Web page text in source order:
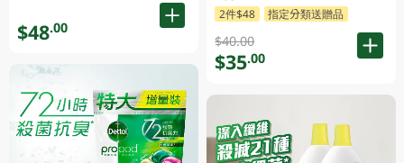
$48.00
2件$48 指定分類送贈品
$40.00
$35.00